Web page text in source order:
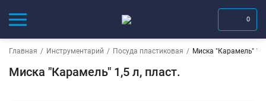
0
Главная / Инструментарий / Посуда пластиковая / Миска "Карамель" 1,5
Миска "Карамель" 1,5 л, пласт.